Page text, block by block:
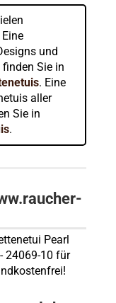
und
Sie in
. Eine
aller
Sie in
.
Pearl
24069-10 für